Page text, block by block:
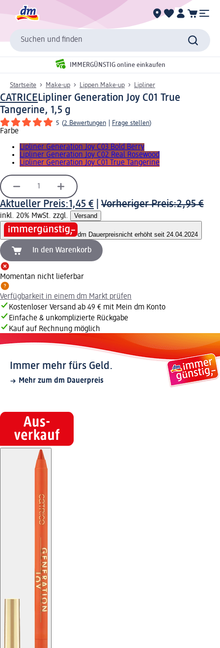
Suchen und finden
IMMERGÜNSTIG online einkaufen
Startseite Make-up Lippen Make-up Lipliner
CATRICELipliner Generation Joy C01 True
Tangerine, 1,5 g
5 (2 Bewertungen Frage stellen)
Farbe
Lipliner Generation Joy C03 Bold Berry
Lipliner Generation Joy C02 Real Rosewood
Lipliner Generation Joy C01 True Tangerine
Aktueller Preis:1,45 € Vorheriger Preis:2,95 €
inkl. 20% MwSt. zzgl. Versand
dm Dauerpreisnicht erhöht seit 24.04.2024
In den Warenkorb
Momentan nicht lieferbar
Verfügbarkeit in einem dm Markt prüfen
Kostenloser Versand ab 49 € mit Mein dm Konto
Einfache & unkomplizierte Rückgabe
Kauf auf Rechnung möglich
Immer mehr fürs Geld.
Mehr zum dm Dauerpreis